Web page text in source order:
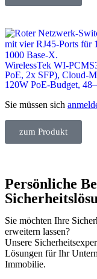
WirelessTek WI-
PoE, 2x SFP), Cloud-
120W PoE-Budget,
Sie müssen sich
zum Produkt
Persönliche
Sie möchten Ihre
erweitern lassen?
Unsere
Lösungen für Ihr
Immobilie.